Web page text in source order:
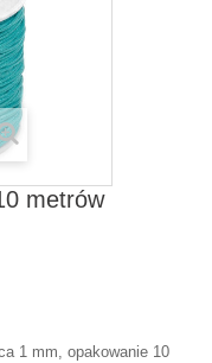
metrów
1 mm, opakowanie 10